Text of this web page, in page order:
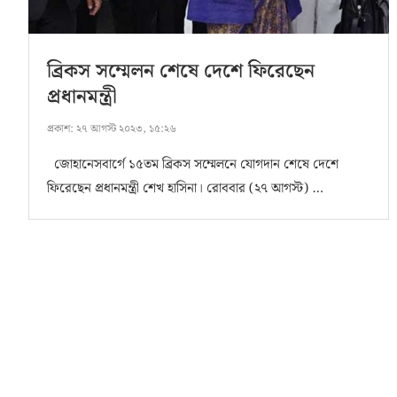
ব্রিকস সম্মেলন শেষে দেশে ফিরেছেন
প্রধানমন্ত্রী
প্রকাশ: ২৭ আগস্ট ২০২৩, ১৫:২৬
জোহানেসবার্গে ১৫তম ব্রিকস সম্মেলনে যোগদান শেষে দেশে
ফিরেছেন প্রধানমন্ত্রী শেখ হাসিনা। রোববার (২৭ আগস্ট) …